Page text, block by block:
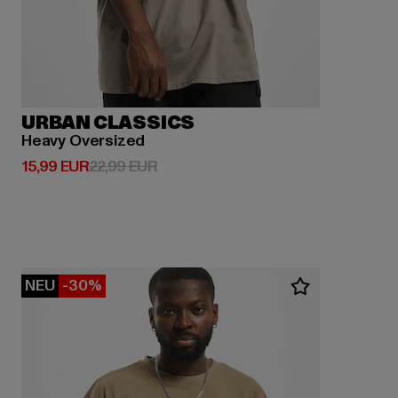
URBAN CLASSICS
Heavy Oversized
15,99 EUR
Derzeitiger Preis: 15,99 EUR
22,99 EURAktionspreis: 22,99 EUR
NEU -30%